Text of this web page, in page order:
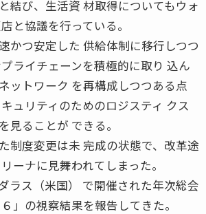
結び、生活資 材取得についてもウォ
と協議を行っている。
かつ安定した 供給体制に移行しつつ
ライチェーンを積極的に取り 込ん
ットワーク を再構成しつつある点
ュリティのためのロジスティ クス
見ることが できる。
制度変更は未 完成の状態で、改革途
ーナに見舞われてしまった。
ラス（米国） で開催された年次総会
」の視察結果を報告してきた。